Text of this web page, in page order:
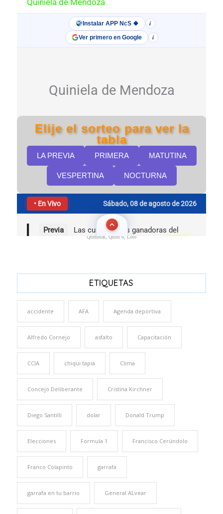
Quinielas, Quini 6, Loto
ETIQUETAS
accidente AFA Agenda deportiva
Alfredo Cornejo asfalto Capacitación
CCIA chiqui tapia Clima
Concejo Deliberante Cristina Kirchner
Diego Santilli dolar Donald Trump
Elecciones Formula 1 Francisco Cerúndolo
Franco Colapinto garrafa
garrafa en tu barrio General ALvear